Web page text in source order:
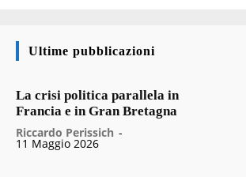
Ultime pubblicazioni
La crisi politica parallela in
Francia e in Gran Bretagna
Riccardo Perissich -
11 Maggio 2026